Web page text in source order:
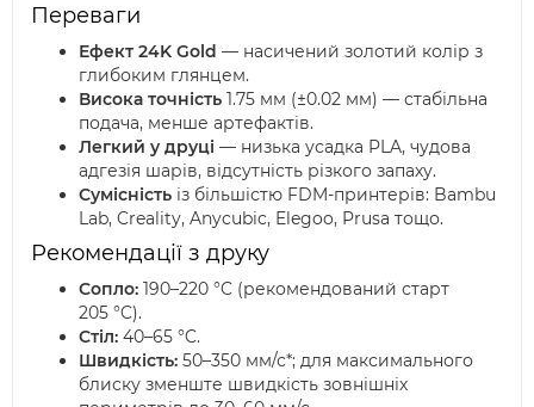
Переваги
Ефект 24K Gold — насичений золотий колір з
глибоким глянцем.
Висока точність 1.75 мм (±0.02 мм) — стабільна
подача, менше артефактів.
Легкий у друці — низька усадка PLA, чудова
адгезія шарів, відсутність різкого запаху.
Сумісність із більшістю FDM-принтерів: Bambu
Lab, Creality, Anycubic, Elegoo, Prusa тощо.
Рекомендації з друку
Сопло: 190–220 °C (рекомендований старт
205 °C).
Стіл: 40–65 °C.
Швидкість: 50–350 мм/с*; для максимального
блиску зменште швидкість зовнішніх